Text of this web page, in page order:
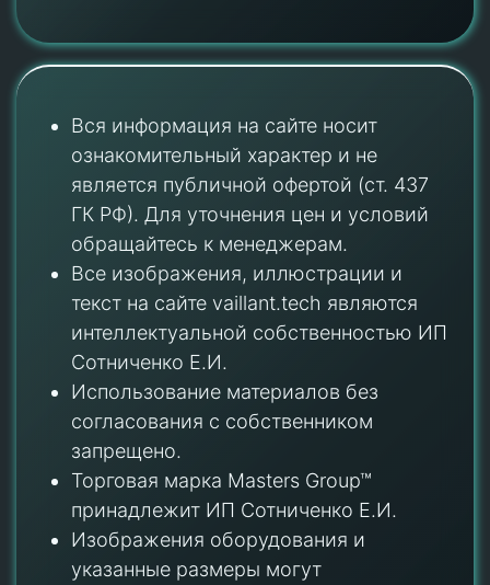
Вся информация на сайте носит
ознакомительный характер и не
является публичной офертой (ст. 437
ГК РФ). Для уточнения цен и условий
обращайтесь к менеджерам.
Все изображения, иллюстрации и
текст на сайте vaillant.tech являются
интеллектуальной собственностью ИП
Сотниченко Е.И.
Использование материалов без
согласования с собственником
запрещено.
Торговая марка Masters Group™
принадлежит ИП Сотниченко Е.И.
Изображения оборудования и
указанные размеры могут